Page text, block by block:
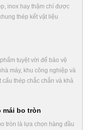
inox hay thậm chí được
thép kết vật liệu
tuyệt vời để bảo vệ
máy, khu công nghiệp và
thép chắc chắn và khả
mái bo tròn
tròn là lựa chọn hàng đầu